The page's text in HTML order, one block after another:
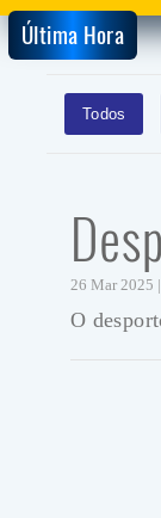
Última Hora
Todos
26 Mar 2025
O